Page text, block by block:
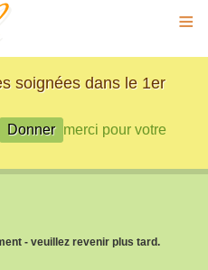
≡
soignées dans le 1er
merci pour votre
- veuillez revenir plus tard.